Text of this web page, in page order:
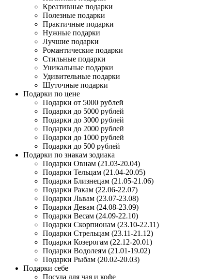
Креативные подарки
Полезные подарки
Практичные подарки
Нужные подарки
Лучшие подарки
Романтические подарки
Стильные подарки
Уникальные подарки
Удивительные подарки
Шуточные подарки
Подарки по цене
Подарки от 5000 рублей
Подарки до 5000 рублей
Подарки до 3000 рублей
Подарки до 2000 рублей
Подарки до 1000 рублей
Подарки до 500 рублей
Подарки по знакам зодиака
Подарки Овнам (21.03-20.04)
Подарки Тельцам (21.04-20.05)
Подарки Близнецам (21.05-21.06)
Подарки Ракам (22.06-22.07)
Подарки Львам (23.07-23.08)
Подарки Девам (24.08-23.09)
Подарки Весам (24.09-22.10)
Подарки Скорпионам (23.10-22.11)
Подарки Стрельцам (23.11-21.12)
Подарки Козерогам (22.12-20.01)
Подарки Водолеям (21.01-19.02)
Подарки Рыбам (20.02-20.03)
Подарки себе
Посуда для чая и кофе